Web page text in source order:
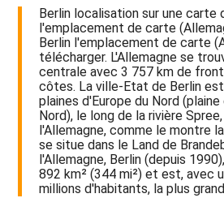
Berlin localisation sur une carte
l'emplacement de carte
Berlin l'emplacement de carte
télécharger. L'Allemagne se
centrale avec 3 757 km de
côtes. La ville-Etat de Berlin
plaines d'Europe du Nord
Nord), le long de la rivière
l'Allemagne, comme le montre
se situe dans le Land de
l'Allemagne, Berlin (depuis
892 km² (344 mi²) et est, avec
millions d'habitants, la plus